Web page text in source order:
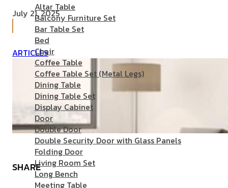
Altar Table
Balcony Furniture Set
Bar Table Set
Bed
Chair
Coffee Table
Coffee Table Set (Metal Legs)
Dining Table
Dining Table Set
Display Cabinet
Door
Double Door
Double Security Door with Glass Panels
Folding Door
Living Room Set
Long Bench
Meeting Table
July 21, 2025
ARTICLES
SHARE